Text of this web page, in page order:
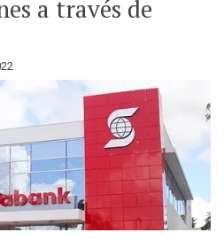
a través de